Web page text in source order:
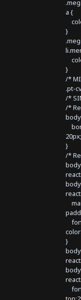
a {
}
}
/*
.pt-
/*
/*
20px;
}
/*
}